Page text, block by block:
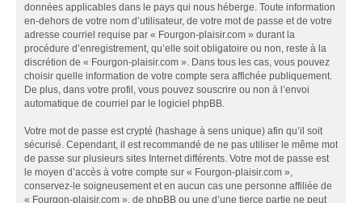
données applicables dans le pays qui nous héberge. Toute information
en-dehors de votre nom d’utilisateur, de votre mot de passe et de votre
adresse courriel requise par « Fourgon-plaisir.com » durant la
procédure d’enregistrement, qu’elle soit obligatoire ou non, reste à la
discrétion de « Fourgon-plaisir.com ». Dans tous les cas, vous pouvez
choisir quelle information de votre compte sera affichée publiquement.
De plus, dans votre profil, vous pouvez souscrire ou non à l’envoi
automatique de courriel par le logiciel phpBB.
Votre mot de passe est crypté (hashage à sens unique) afin qu’il soit
sécurisé. Cependant, il est recommandé de ne pas utiliser le même mot
de passe sur plusieurs sites Internet différents. Votre mot de passe est
le moyen d’accès à votre compte sur « Fourgon-plaisir.com »,
conservez-le soigneusement et en aucun cas une personne affiliée de
« Fourgon-plaisir.com », de phpBB ou une d’une tierce partie ne peut